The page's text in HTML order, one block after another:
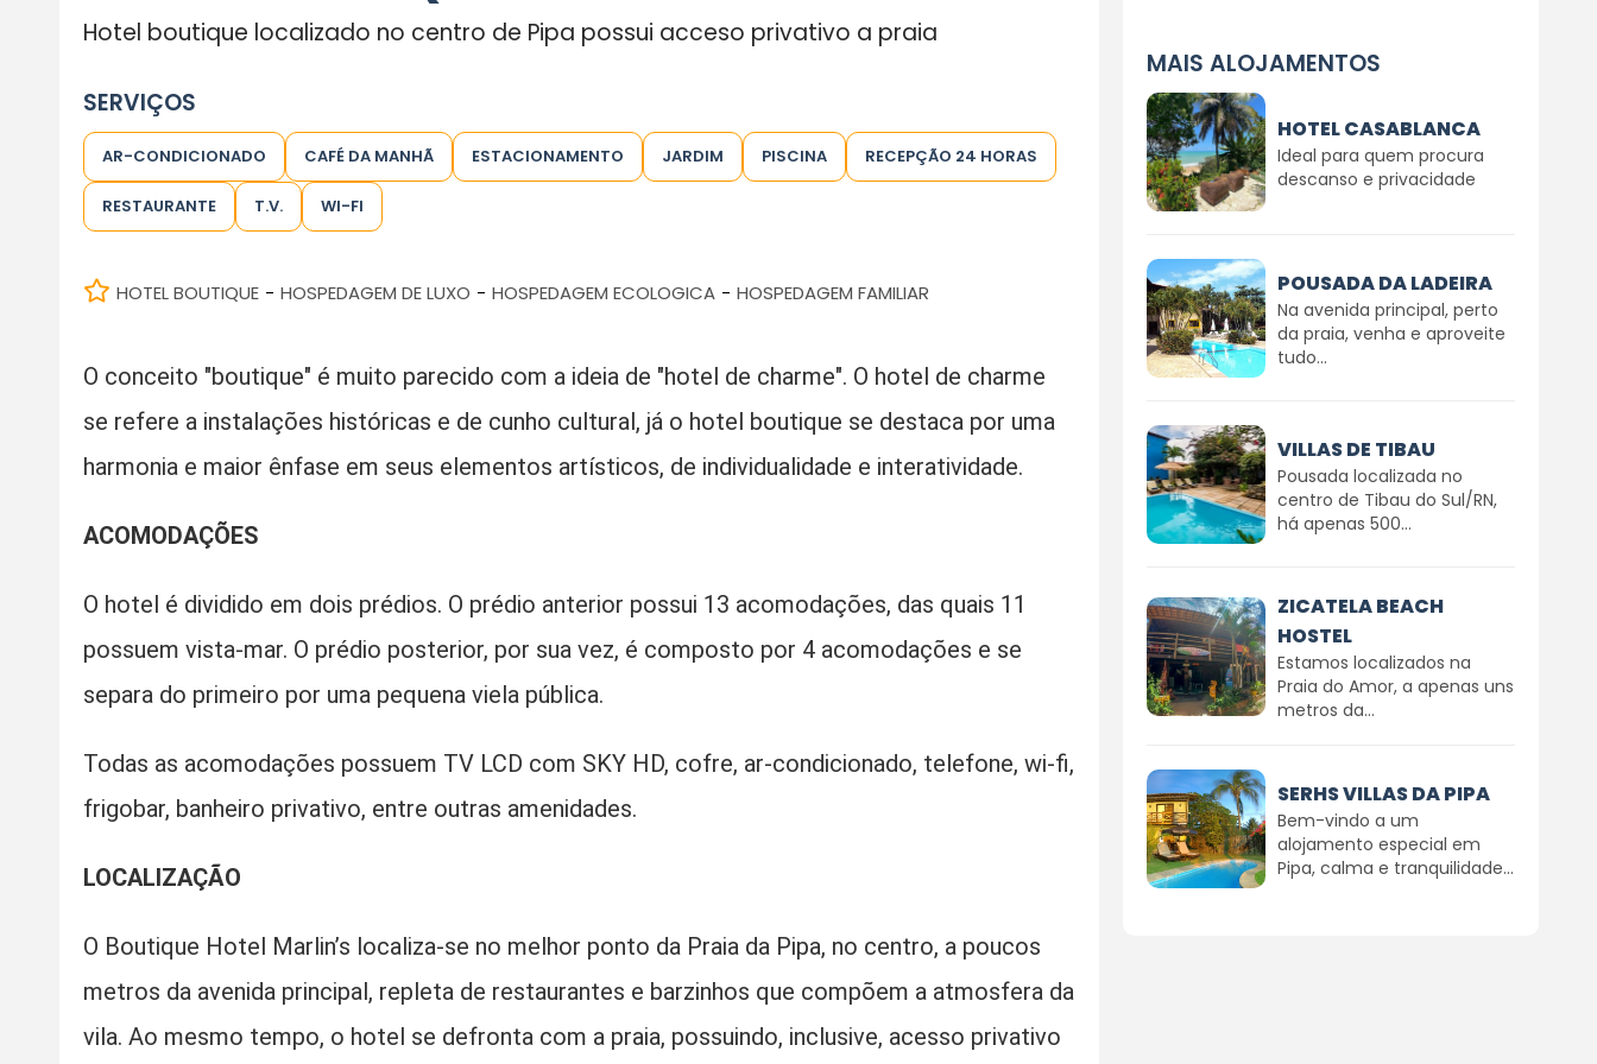
Hotel boutique localizado no centro de Pipa possui acceso privativo a praia
SERVIÇOS
AR-CONDICIONADO CAFÉ DA MANHÃ ESTACIONAMENTO JARDIM PISCINA RECEPÇÃO 24 HORAS
RESTAURANTE T.V. WI-FI
HOTEL BOUTIQUE - HOSPEDAGEM DE LUXO - HOSPEDAGEM ECOLOGICA - HOSPEDAGEM FAMILIAR
O conceito "boutique" é muito parecido com a ideia de "hotel de charme". O hotel de charme
se refere a instalações históricas e de cunho cultural, já o hotel boutique se destaca por uma
harmonia e maior ênfase em seus elementos artísticos, de individualidade e interatividade.
ACOMODAÇÕES
O hotel é dividido em dois prédios. O prédio anterior possui 13 acomodações, das quais 11
possuem vista-mar. O prédio posterior, por sua vez, é composto por 4 acomodações e se
separa do primeiro por uma pequena viela pública.
Todas as acomodações possuem TV LCD com SKY HD, cofre, ar-condicionado, telefone, wi-fi,
frigobar, banheiro privativo, entre outras amenidades.
LOCALIZAÇÃO
O Boutique Hotel Marlin’s localiza-se no melhor ponto da Praia da Pipa, no centro, a poucos
metros da avenida principal, repleta de restaurantes e barzinhos que compõem a atmosfera da
vila. Ao mesmo tempo, o hotel se defronta com a praia, possuindo, inclusive, acesso privativo
MAIS ALOJAMENTOS
HOTEL CASABLANCA
Ideal para quem procura
descanso e privacidade
POUSADA DA LADEIRA
Na avenida principal, perto
da praia, venha e aproveite
tudo...
VILLAS DE TIBAU
Pousada localizada no
centro de Tibau do Sul/RN,
há apenas 500...
ZICATELA BEACH
HOSTEL
Estamos localizados na
Praia do Amor, a apenas uns
metros da...
SERHS VILLAS DA PIPA
Bem-vindo a um
alojamento especial em
Pipa, calma e tranquilidade...